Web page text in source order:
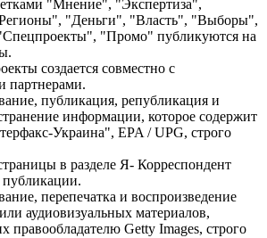
"Мнение", "Экспертиза",
"Деньги", "Власть", "Выборы",
"Промо" публикуются на
создается совместно с
партнерами.
публикация, републикация и
информации, которое содержит
Украина", EPA / UPG, строго
в разделе Я- Корреспондент
публикации.
перепечатка и воспроизведение
аудиовизуальных материалов,
правообладателю Getty Images, строго